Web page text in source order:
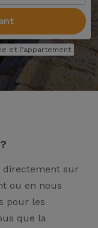
et l'appartement
directement sur
ou en nous
pour les
que la